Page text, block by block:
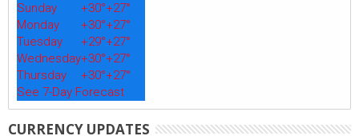
Sunday
+30°+27°
Monday
+30°+27°
Tuesday
+29°+27°
Wednesday+30°+27°
Thursday
+30°+27°
See 7-Day Forecast
CURRENCY UPDATES